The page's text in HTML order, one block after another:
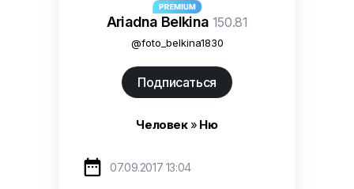
Ariadna Belkina 150.81
@foto_belkina1830
Подписаться
Человек» Ню
 07.09.2017 13:04